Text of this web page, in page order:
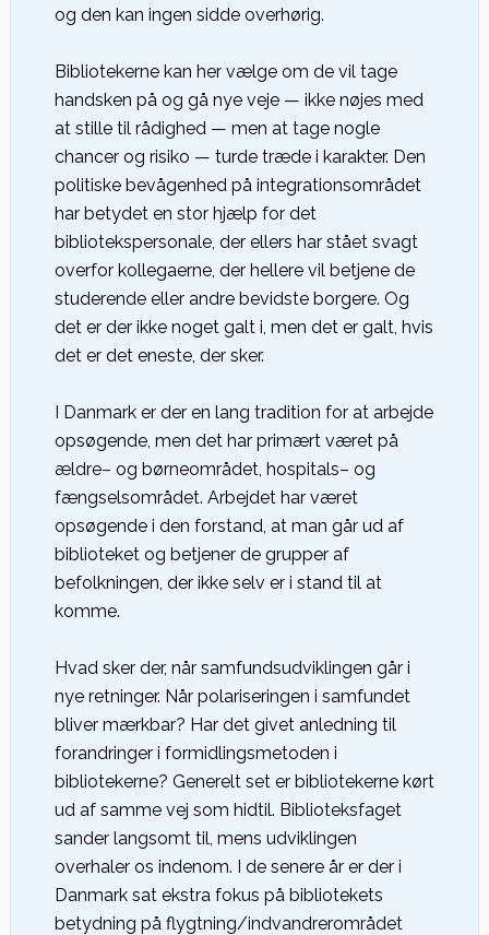
og den kan ingen sidde overhørig.
Bibliotekerne kan her vælge om de vil tage
handsken på og gå nye veje — ikke nøjes med
at stille til rådighed — men at tage nogle
chancer og risiko — turde træde i karakter. Den
politiske bevågenhed på integrationsområdet
har betydet en stor hjælp for det
bibliotekspersonale, der ellers har stået svagt
overfor kollegaerne, der hellere vil betjene de
studerende eller andre bevidste borgere. Og
det er der ikke noget galt i, men det er galt, hvis
det er det eneste, der sker.
I Danmark er der en lang tradition for at arbejde
opsøgende, men det har primært været på
ældre– og børneområdet, hospitals– og
fængselsområdet. Arbejdet har været
opsøgende i den forstand, at man går ud af
biblioteket og betjener de grupper af
befolkningen, der ikke selv er i stand til at
komme.
Hvad sker der, når samfundsudviklingen går i
nye retninger. Når polariseringen i samfundet
bliver mærkbar? Har det givet anledning til
forandringer i formidlingsmetoden i
bibliotekerne? Generelt set er bibliotekerne kørt
ud af samme vej som hidtil. Biblioteksfaget
sander langsomt til, mens udviklingen
overhaler os indenom. I de senere år er der i
Danmark sat ekstra fokus på bibliotekets
betydning på flygtning/indvandrerområdet